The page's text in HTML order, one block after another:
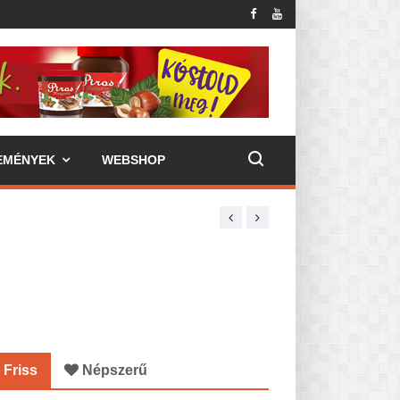
WEBSHOP
Friss Népszerű